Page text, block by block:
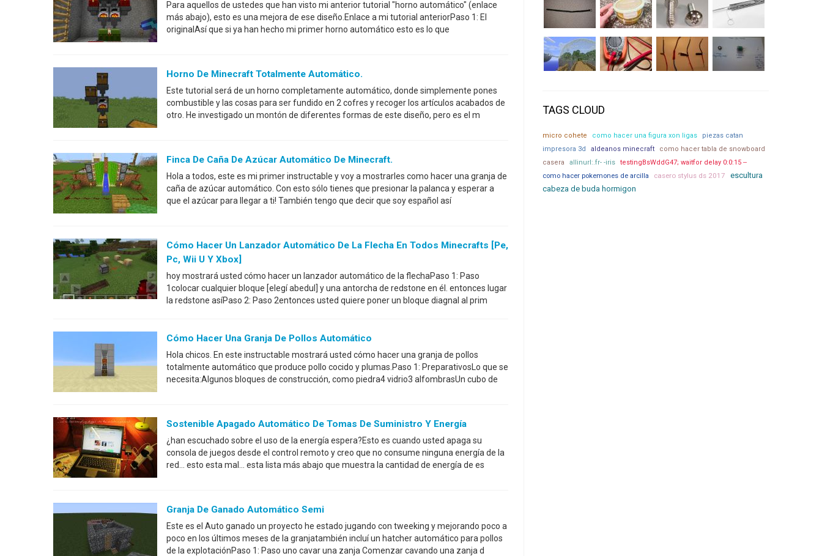
Para aquellos de ustedes que han visto mi anterior tutorial "horno automático" (enlace
más abajo), esto es una mejora de ese diseño.Enlace a mi tutorial anteriorPaso 1: El
originalAsí que si ya han hecho mi primer horno automático esto es lo que
Horno De Minecraft Totalmente Automático.
Este tutorial será de un horno completamente automático, donde simplemente pones
combustible y las cosas para ser fundido en 2 cofres y recoger los artículos acabados de
otro. He investigado un montón de diferentes formas de este diseño, pero es el m
Finca De Caña De Azúcar Automático De Minecraft.
Hola a todos, este es mi primer instructable y voy a mostrarles como hacer una granja de
caña de azúcar automático. Con esto sólo tienes que presionar la palanca y esperar a
que el azúcar para llegar a ti! También tengo que decir que soy español así
Cómo Hacer Un Lanzador Automático De La Flecha En Todos Minecrafts [pe,
Pc, Wii U Y Xbox]
hoy mostrará usted cómo hacer un lanzador automático de la flechaPaso 1: Paso
1colocar cualquier bloque [elegí abedul] y una antorcha de redstone en él. entonces lugar
la redstone asíPaso 2: Paso 2entonces usted quiere poner un bloque diagnal al prim
Cómo Hacer Una Granja De Pollos Automático
Hola chicos. En este instructable mostrará usted cómo hacer una granja de pollos
totalmente automático que produce pollo cocido y plumas.Paso 1: PreparativosLo que se
necesita:Algunos bloques de construcción, como piedra4 vidrio3 alfombrasUn cubo de
Sostenible Apagado Automático De Tomas De Suministro Y Energía
¿han escuchado sobre el uso de la energía espera?Esto es cuando usted apaga su
consola de juegos desde el control remoto y creo que no consume ninguna energía de la
red... esto esta mal... esta lista más abajo que muestra la cantidad de energía de es
Granja De Ganado Automático Semi
Este es el Auto ganado un proyecto he estado jugando con tweeking y mejorando poco a
poco en los últimos meses de la granjatambién incluí un hatcher automático para pollos
de la explotaciónPaso 1: Paso uno cavar una zanja Comenzar cavando una zanja d
TAGS CLOUD
micro cohete como hacer una figura xon ligas
piezas catan
impresora 3d
aldeanos minecraft
como hacer tabla de snowboard
casera
allinurl:.fr- -iris
testingBsWddG47; waitfor delay 0:0:15 --
como hacer pokemones de arcilla
casero stylus ds 2017
escultura
cabeza de buda hormigon